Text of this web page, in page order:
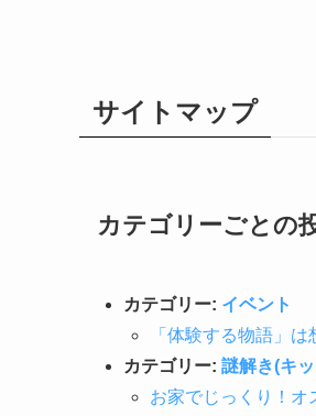
サイトマップ
カテゴリーごとの
カテゴリー: イベント
「体験する物語」
カテゴリー: 謎解き(キ
お家でじっくり！オ